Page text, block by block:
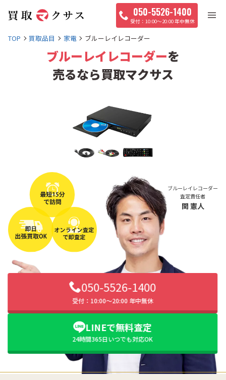
050-5526-1400
10:00〜20:00 年中無休
TOP 買取品目 家電 ブルーレイレコーダー
ブルーレイレコーダーを
売るなら買取マクサス
ブルーレイレコーダー
査定責任者
関 憲人
050-5526-1400
受付：10:00〜20:00 年中無休
LINEで無料査定
24時間365日いつでも対応OK